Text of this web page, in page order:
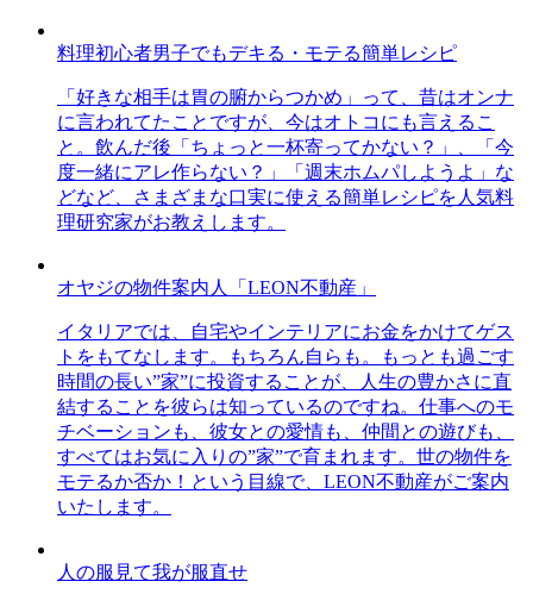
料理初心者男子でもデキる・モテる簡単レシピ
「好きな相手は胃の腑からつかめ」って、昔はオンナ
に言われてたことですが、今はオトコにも言えるこ
と。飲んだ後「ちょっと一杯寄ってかない？」、「今
度一緒にアレ作らない？」「週末ホムパしようよ」な
どなど、さまざまな口実に使える簡単レシピを人気料
理研究家がお教えします。
オヤジの物件案内人「LEON不動産」
イタリアでは、自宅やインテリアにお金をかけてゲス
トをもてなします。もちろん自らも。もっとも過ごす
時間の長い”家”に投資することが、人生の豊かさに直
結することを彼らは知っているのですね。仕事へのモ
チベーションも、彼女との愛情も、仲間との遊びも、
すべてはお気に入りの”家”で育まれます。世の物件を
モテるか否か！という目線で、LEON不動産がご案内
いたします。
人の服見て我が服直せ